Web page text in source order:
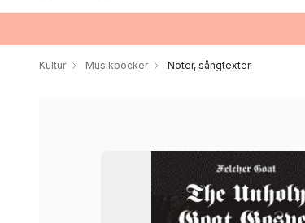
Kultur Musikböcker Noter, sångtexter